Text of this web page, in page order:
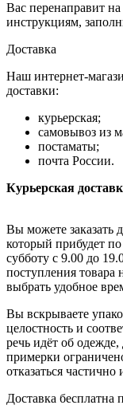
Вас перенаправит
инструкциям,
Доставка
Наш интернет-
доставки:
курьерская;
самовывоз из
постаматы;
почта России.
Курьерская
Вы можете заказать
который прибудет
субботу с 9.00 до
поступления товара
выбрать удобное
Вы вскрываете
целостность и
речь идёт об
примерки
отказаться
Доставка бесплатна